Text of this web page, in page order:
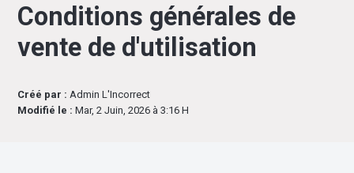
Conditions générales de
vente de d'utilisation
Créé par : Admin L'Incorrect
Modifié le : Mar, 2 Juin, 2026 à 3:16 H